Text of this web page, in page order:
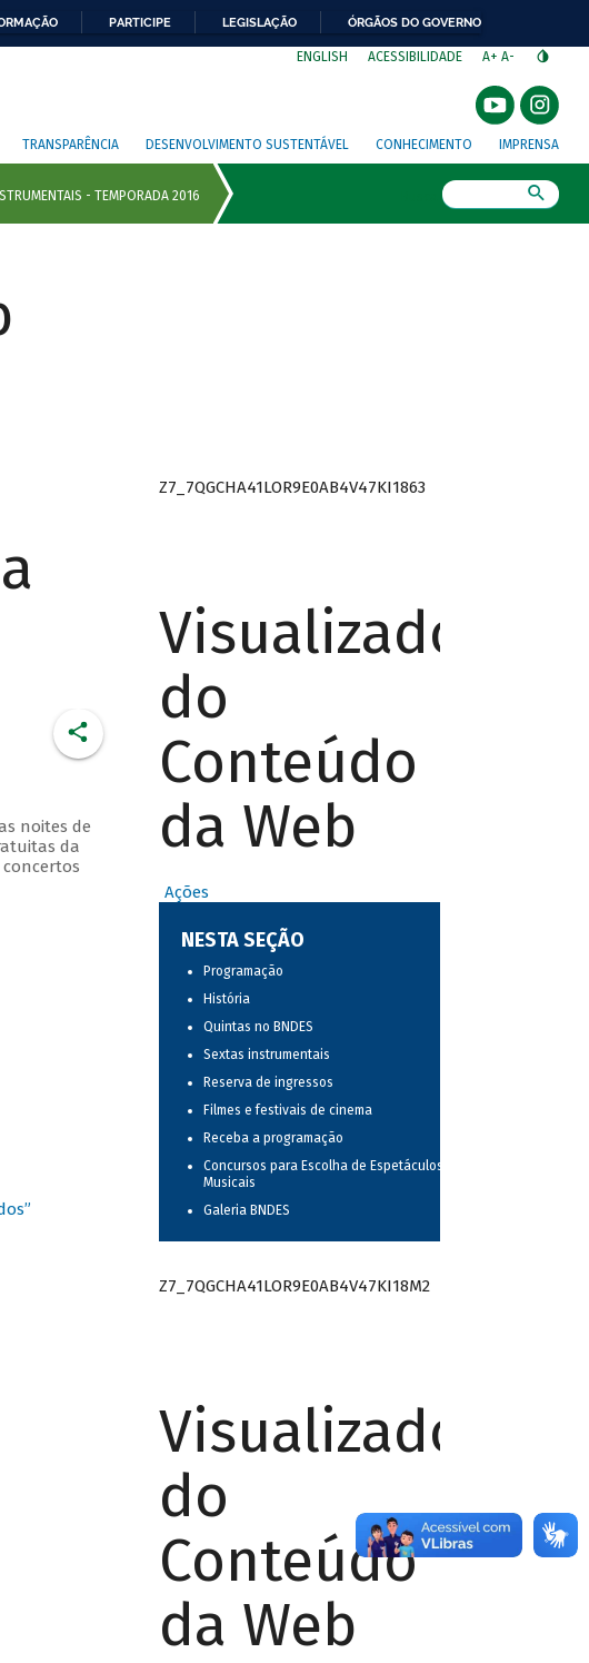
PARTICIPE LEGISLAÇÃO ÓRGÃOS DO GOVERNO
ENGLISH ACESSIBILIDADE A+ A-
TRANSPARÊNCIA DESENVOLVIMENTO SUSTENTÁVEL CONHECIMENTO IMPRENSA
noites de
da
Z7_7QGCHA41LOR9E0AB4V47KI1863
Visualizador
do
Conteúdo
da Web
Ações
NESTA SEÇÃO
Programação
História
Quintas no BNDES
Sextas instrumentais
Reserva de ingressos
Filmes e festivais de cinema
Receba a programação
Concursos para Escolha de Espetáculos
Musicais
Galeria BNDES
Z7_7QGCHA41LOR9E0AB4V47KI18M2
Visualizador
do
Conteúdo
da Web